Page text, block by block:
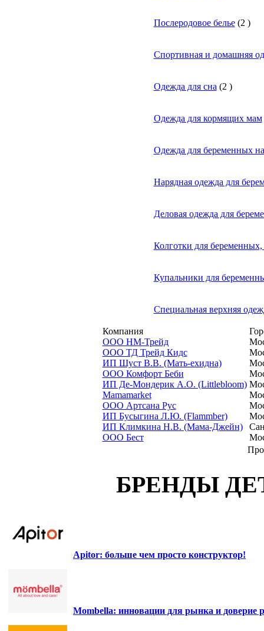
Послеродовое белье(2 )
Спортивная и домашняя
Одежда для сна (2 )
Одежда для кормящих мам
Одежда для беременных
Нарядная одежда для
Деловая одежда для
Колготки для беременных,
Купальники для
Специальная верхняя
Компания
ООО НМ-Трейд
ООО ТД Трейд Кидс
ИП Шуст В.В. (Мать-ехидна)
ООО Комфорт Беби
ИП Де-Мондерик А.О. (Littlebloom)
Mamamarket
ООО Артсана Рус
ИП Бусыгина Л.Ю. (Flammber)
ИП Климкина Н.В. (Мама-Джейн)
ООО Бест
БРЕНДЫ
Apitor: больше чем просто конструктор!
Mombella: инновации для рынка и доверие